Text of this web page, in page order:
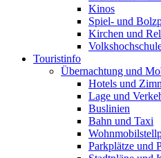
Kinos
Spiel- und
Kirchen und
Touristinfo
Übernachtung und
Hotels und
Lage und
Buslinien
Bahn und Taxi
Parkplätze und